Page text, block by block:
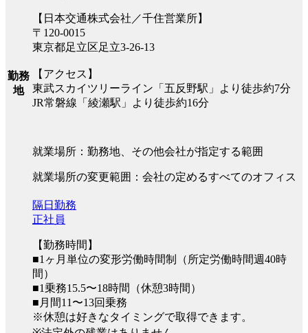
勤務
地
【日本交通株式会社／千住営業所】
〒120-0015
東京都足立区足立3-26-13
【アクセス】
東武スカイツリーライン「五反野駅」より徒歩約7分
JR常磐線「綾瀬駅」より徒歩約16分
就業場所：勤務地、その他会社が指定する範囲
就業場所の変更範囲：会社の定めるすべてのオフィス
隔日勤務
正社員
【勤務時間】
■1ヶ月単位の変形労働時間制（所定労働時間週40時
間）
■1乗務15.5〜18時間（休憩3時間）
■月間11〜13回乗務
※休憩は好きなタイミングで取得できます。